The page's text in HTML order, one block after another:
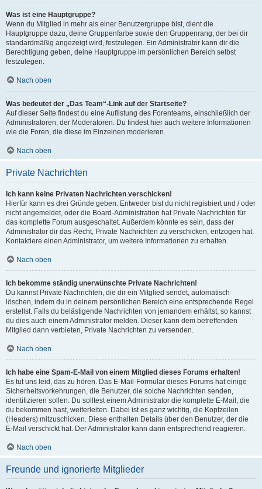
Was ist eine Hauptgruppe?
Wenn du Mitglied in mehr als einer Benutzergruppe bist, dient die
Hauptgruppe dazu, deine Gruppenfarbe sowie den Gruppenrang, der bei dir
standardmäßig angezeigt wird, festzulegen. Ein Administrator kann dir die
Berechtigung geben, deine Hauptgruppe im persönlichen Bereich selbst
festzulegen.
Nach oben
Was bedeutet der „Das Team“-Link auf der Startseite?
Auf dieser Seite findest du eine Auflistung des Forenteams, einschließlich der
Administratoren, der Moderatoren. Du findest hier auch weitere Informationen
wie die Foren, die diese im Einzelnen moderieren.
Nach oben
Private Nachrichten
Ich kann keine Privaten Nachrichten verschicken!
Hierfür kann es drei Gründe geben: Entweder bist du nicht registriert und / oder
nicht angemeldet, oder die Board-Administration hat Private Nachrichten für
das komplette Forum ausgeschaltet. Außerdem könnte es sein, dass der
Administrator dir das Recht, Private Nachrichten zu verschicken, entzogen hat.
Kontaktiere einen Administrator, um weitere Informationen zu erhalten.
Nach oben
Ich bekomme ständig unerwünschte Private Nachrichten!
Du kannst Private Nachrichten, die dir ein Mitglied sendet, automatisch
löschen, indem du in deinem persönlichen Bereich eine entsprechende Regel
erstellst. Falls du belästigende Nachrichten von jemandem erhältst, so kannst
du dies auch einem Administrator melden. Dieser kann dem betreffenden
Mitglied dann verbieten, Private Nachrichten zu versenden.
Nach oben
Ich habe eine Spam-E-Mail von einem Mitglied dieses Forums erhalten!
Es tut uns leid, das zu hören. Das E-Mail-Formular dieses Forums hat einige
Sicherheitsvorkehrungen, die Benutzer, die solche Nachrichten senden,
identifizieren sollen. Du solltest einem Administrator die komplette E-Mail, die
du bekommen hast, weiterleiten. Dabei ist es ganz wichtig, die Kopfzeilen
(Headers) mitzuschicken. Diese enthalten Details über den Benutzer, der die
E-Mail verschickt hat. Der Administrator kann dann entsprechend reagieren.
Nach oben
Freunde und ignorierte Mitglieder